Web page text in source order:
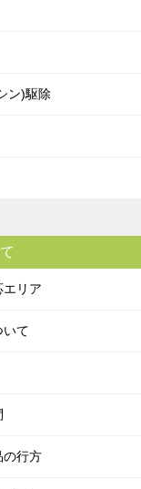
ン)駆除
エリア
いて
の行方